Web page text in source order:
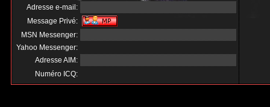
Adresse e-mail:
Message Privé:
MSN Messenger:
Yahoo Messenger:
Adresse AIM:
Numéro ICQ: